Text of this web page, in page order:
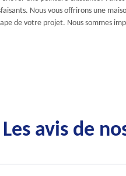
Nous vous offrirons une
de votre projet. Nous sommes
Les avis de